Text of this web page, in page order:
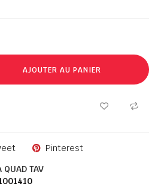
AJOUTER AU PANIER
Pinterest
QUAD TAV